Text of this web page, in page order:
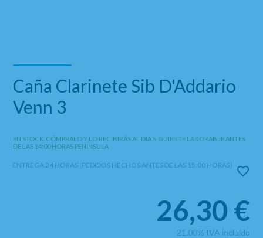
Caña Clarinete Sib D'Addario
Venn 3
EN STOCK. CÓMPRALO Y LO RECIBIRÁS AL DIA SIGUIENTE LABORABLE ANTES
DE LAS 14:00 HORAS PENINSULA
ENTREGA 24 HORAS (PEDIDOS HECHOS ANTES DE LAS 15:00 HORAS)
26,30 €
21.00% IVA incluido